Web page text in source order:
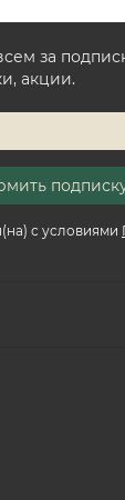
за
акции.
с условиями